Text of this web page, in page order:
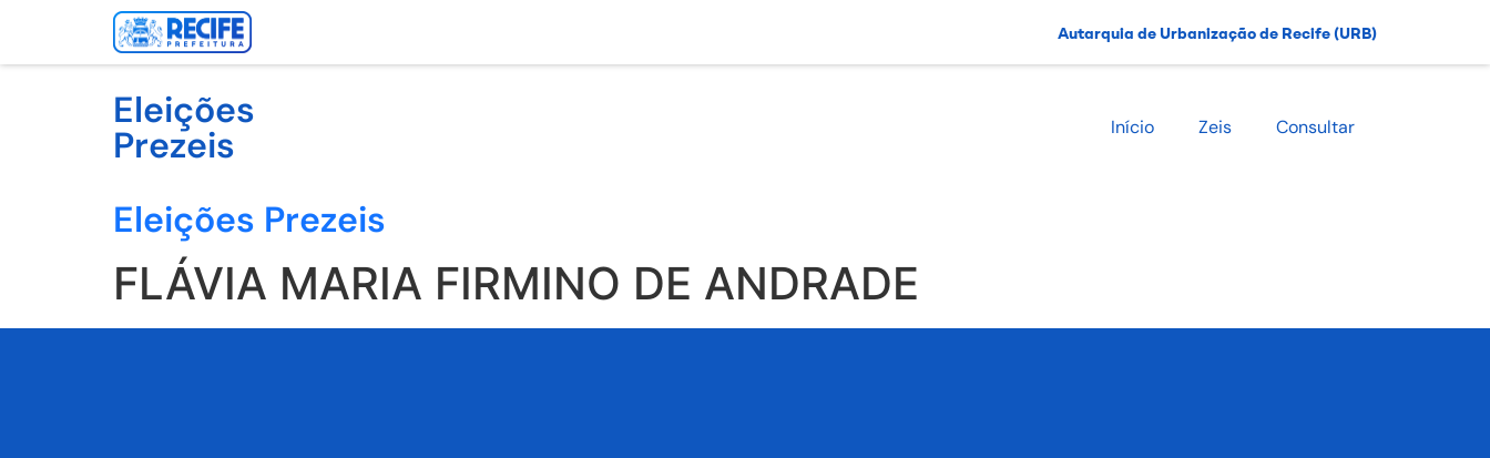
Autarquia de Urbanização de Recife (URB)
Eleições
Prezeis Início Zeis Consultar
Eleições Prezeis
FLÁVIA MARIA FIRMINO DE ANDRADE